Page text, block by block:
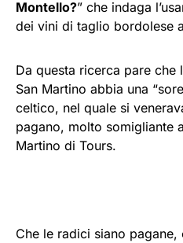
Montello?” che indaga
dei vini di taglio bordolese
Da questa ricerca pare che
San Martino abbia una
celtico, nel quale si
pagano, molto somigliante
Martino di Tours.
Che le radici siano